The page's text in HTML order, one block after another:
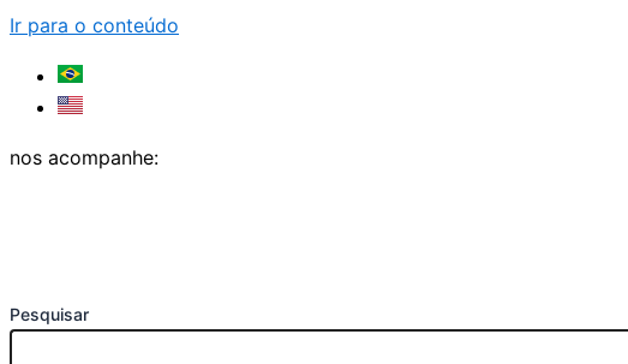
Ir para o conteúdo
nos acompanhe:
Pesquisar